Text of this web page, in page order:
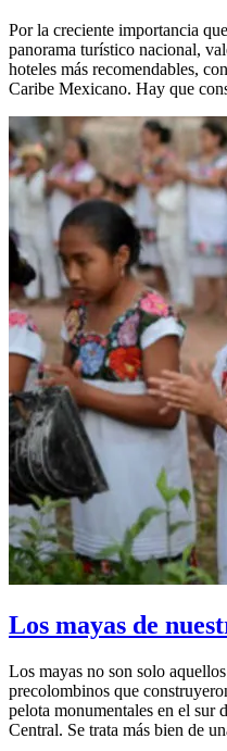
Por la creciente importancia
panorama turístico nacional,
hoteles más recomendables,
Caribe Mexicano. Hay que
Los mayas de
Los mayas no son solo
precolombinos que
pelota monumentales en el sur
Central. Se trata más bien de